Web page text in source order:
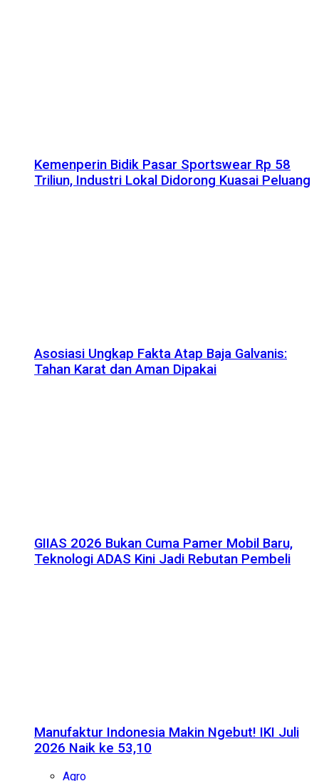
Kemenperin Bidik Pasar Sportswear Rp 58
Triliun, Industri Lokal Didorong Kuasai Peluang
Asosiasi Ungkap Fakta Atap Baja Galvanis:
Tahan Karat dan Aman Dipakai
GIIAS 2026 Bukan Cuma Pamer Mobil Baru,
Teknologi ADAS Kini Jadi Rebutan Pembeli
Manufaktur Indonesia Makin Ngebut! IKI Juli
2026 Naik ke 53,10
Agro